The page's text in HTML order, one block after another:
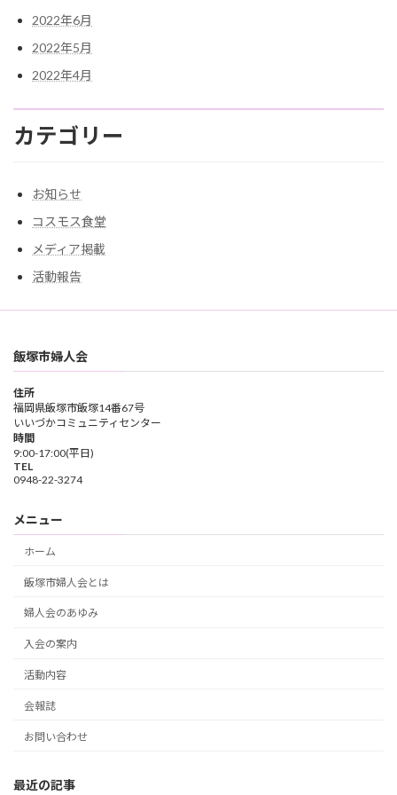
2022年6月
2022年5月
2022年4月
カテゴリー
お知らせ
コスモス食堂
メディア掲載
活動報告
飯塚市婦人会
住所
福岡県飯塚市飯塚14番67号
いいづかコミュニティセンター
時間
9:00-17:00(平日)
TEL
0948-22-3274
メニュー
ホーム
飯塚市婦人会とは
婦人会のあゆみ
入会の案内
活動内容
会報誌
お問い合わせ
最近の記事